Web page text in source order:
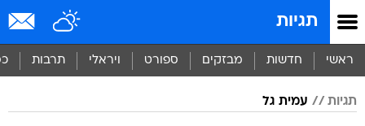
תגיות
ראשי חדשות מבזקים ספורט ויראלי תרבות
תגיות עמית גל